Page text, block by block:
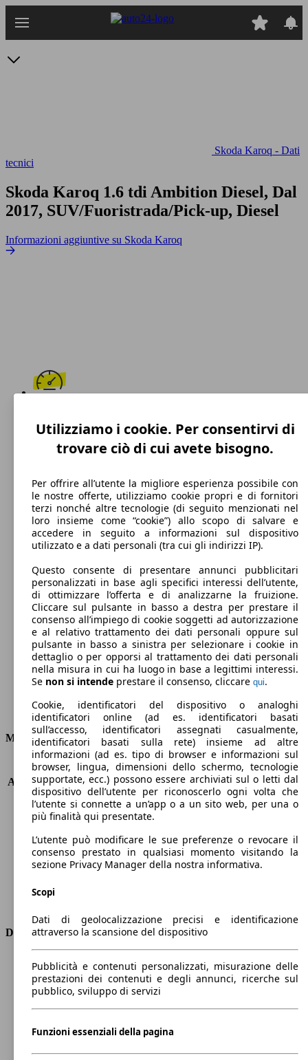
Skoda Karoq - Dati
tecnici
Skoda Karoq 1.6 tdi Ambition Diesel, Dal
2017, SUV/Fuoristrada/Pick-up, Diesel
Informazioni aggiuntive su Skoda Karoq
Diesel
Carburante
114 g/km
Emissioni di CO2 (combinato)*
Ø 4.3 l/100km
Consumi
Motore e Prestazioni
KW (PS)
85 kW (115 PS)
Accelerazione (0-100 km/h) 11.0s
Velocità massima (km/h)
188 km/h
Numero di marce
6
Cilindrata
1598 ccm
Carburante
Diesel
Trasmissione
Dimensioni
Lunghezza
4380 mm
Altezza
1600 mm
Larghezza
1840 mm
Passo
2620 mm
Carico massimo
597 kg
Porte
5
Utilizziamo i cookie. Per consentirvi di
trovare ciò di cui avete bisogno.
Per offrire all’utente la migliore esperienza possibile con
le nostre offerte, utilizziamo cookie propri e di fornitori
terzi nonché altre tecnologie (di seguito menzionati nel
loro insieme come “cookie”) allo scopo di salvare e
accedere in seguito a informazioni sul dispositivo
utilizzato e a dati personali (tra cui gli indirizzi IP).
Questo consente di presentare annunci pubblicitari
personalizzati in base agli specifici interessi dell’utente,
di ottimizzare l’offerta e di analizzarne la fruizione.
Cliccare sul pulsante in basso a destra per prestare il
consenso all’impiego di cookie soggetti ad autorizzazione
e al relativo trattamento dei dati personali oppure sul
pulsante in basso a sinistra per selezionare i cookie in
dettaglio o per opporsi al trattamento dei dati personali
nella misura in cui ha luogo in base a legittimi interessi.
Se non si intende prestare il consenso, cliccare qui.
Cookie, identificatori del dispositivo o analoghi
identificatori online (ad es. identificatori basati
sull’accesso, identificatori assegnati casualmente,
identificatori basati sulla rete) insieme ad altre
informazioni (ad es. tipo di browser e informazioni sul
browser, lingua, dimensioni dello schermo, tecnologie
supportate, ecc.) possono essere archiviati sul o letti dal
dispositivo dell’utente per riconoscerlo ogni volta che
l’utente si connette a un’app o a un sito web, per una o
più finalità qui presentate.
L’utente può modificare le sue preferenze o revocare il
consenso prestato in qualsiasi momento visitando la
sezione Privacy Manager della nostra informativa.
Scopi
Dati di geolocalizzazione precisi e identificazione
attraverso la scansione del dispositivo
Pubblicità e contenuti personalizzati, misurazione delle
prestazioni dei contenuti e degli annunci, ricerche sul
pubblico, sviluppo di servizi
Funzioni essenziali della pagina